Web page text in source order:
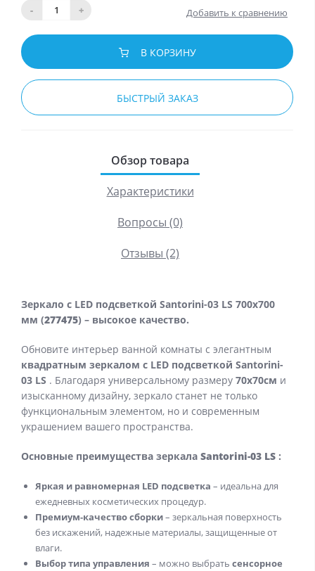
-
+
Добавить к сравнению
В КОРЗИНУ
БЫСТРЫЙ ЗАКАЗ
Обзор товара
Характеристики
Вопросы (0)
Отзывы (2)
Зеркало с LED подсветкой Santorini-03 LS 700x700
мм (277475) – высокое качество.
Обновите интерьер ванной комнаты с элегантным
квадратным зеркалом с LED подсветкой Santorini-
03 LS . Благодаря универсальному размеру 70x70см и
изысканному дизайну, зеркало станет не только
функциональным элементом, но и современным
украшением вашего пространства.
Основные преимущества зеркала Santorini-03 LS :
Яркая и равномерная LED подсветка – идеальна для
ежедневных косметических процедур.
Премиум-качество сборки– зеркальная поверхность
без искажений, надежные материалы, защищенные от
влаги.
Выбор типа управления – можно выбрать сенсорное